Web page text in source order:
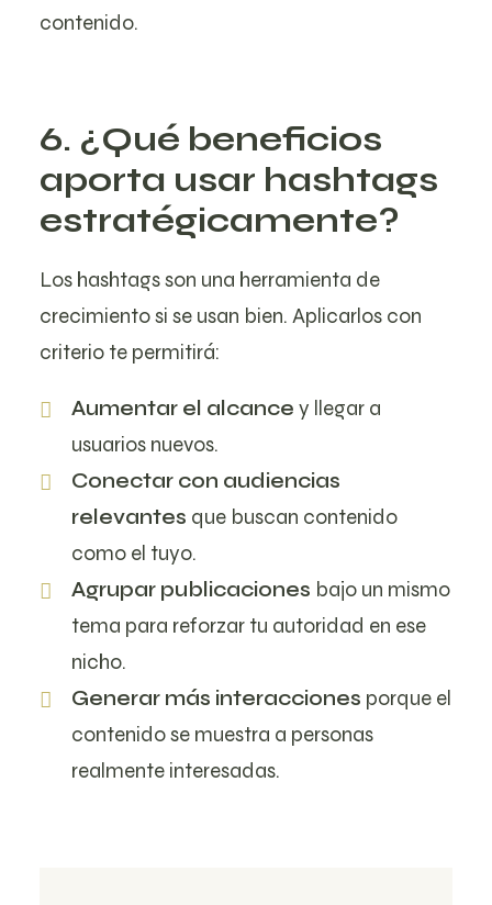
contenido.
6. ¿Qué beneficios
aporta usar hashtags
estratégicamente?
Los hashtags son una herramienta de
crecimiento si se usan bien. Aplicarlos con
criterio te permitirá:
Aumentar el alcance y llegar a
usuarios nuevos.
Conectar con audiencias
relevantes que buscan contenido
como el tuyo.
Agrupar publicaciones bajo un mismo
tema para reforzar tu autoridad en ese
nicho.
Generar más interacciones porque el
contenido se muestra a personas
realmente interesadas.